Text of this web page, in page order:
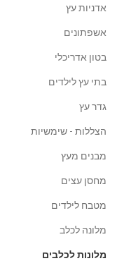
אדניות עץ
אשפתונים
בטון אדריכלי
בתי עץ לילדים
גדר עץ
הצללות - שימשיות
מבנים מעץ
מחסן עצים
מטבח לילדים
מלונה לכלב
מלונות לכלבים